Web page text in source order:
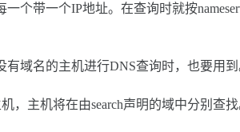
带一个IP地址。在查询时就按
的主机进行DNS查询时，也要用到。
将在由search声明的域中分别查找。